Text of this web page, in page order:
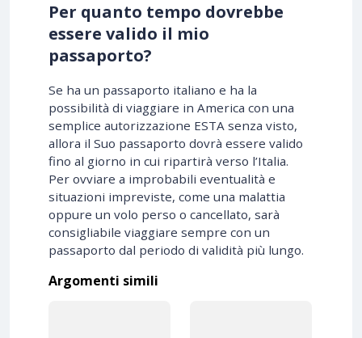
Per quanto tempo dovrebbe
essere valido il mio
passaporto?
Se ha un passaporto italiano e ha la
possibilità di viaggiare in America con una
semplice autorizzazione ESTA senza visto,
allora il Suo passaporto dovrà essere valido
fino al giorno in cui ripartirà verso l’Italia.
Per ovviare a improbabili eventualità e
situazioni impreviste, come una malattia
oppure un volo perso o cancellato, sarà
consigliabile viaggiare sempre con un
passaporto dal periodo di validità più lungo.
Argomenti simili